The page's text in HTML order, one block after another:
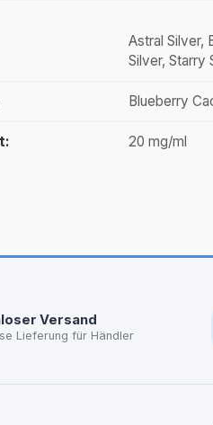
Astral Silver,
Silver, Starry
Blueberry
20 mg/ml
Versand
Lieferung für Händler